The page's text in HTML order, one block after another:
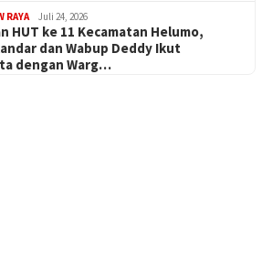
RAYA Juli 24, 2026
HUT ke 11 Kecamatan Helumo,
dan Wabup Deddy Ikut
dengan Warg…